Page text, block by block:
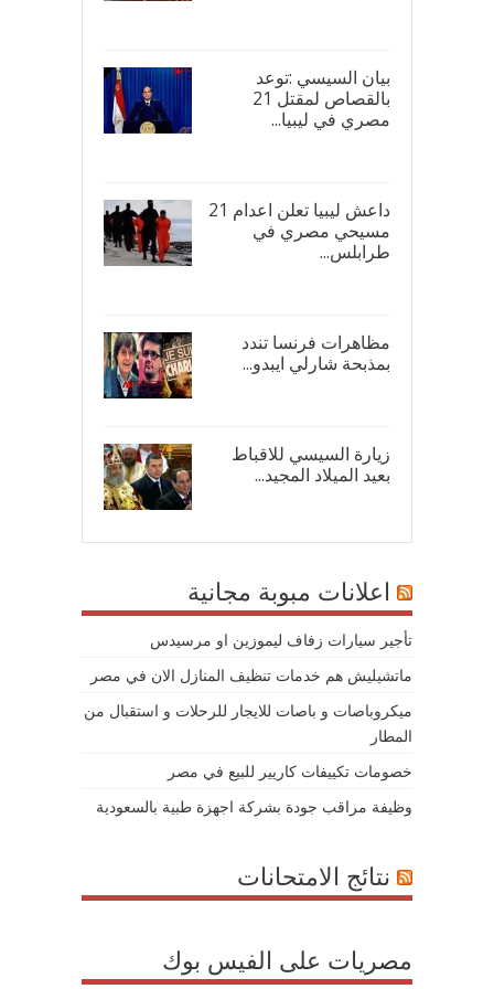
بيان السيسي :توعد
بالقصاص لمقتل 21
مصري في ليبيا...
داعش ليبيا تعلن اعدام 21
مسيحي مصري في
طرابلس...
مظاهرات فرنسا تندد
بمذبحة شارلي ايبدو...
زيارة السيسي للاقباط
بعيد الميلاد المجيد...
اعلانات مبوبة مجانية
تأجير سيارات زفاف ليموزين او مرسيدس
ماتشيليش هم خدمات تنظيف المنازل الان في مصر
ميكروباصات و باصات للايجار للرحلات و استقبال من
المطار
خصومات تكييفات كاريير للبيع في مصر
وظيفة مراقب جودة بشركة اجهزة طبية بالسعودية
نتائج الامتحانات
مصريات على الفيس بوك